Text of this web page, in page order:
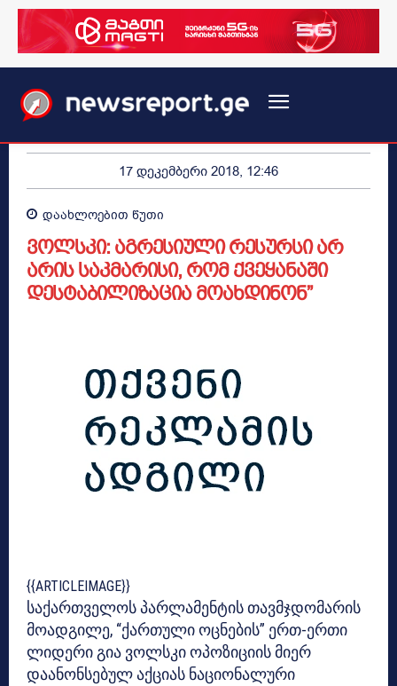
17 დეკემბერი 2018, 12:46
დაახლოებით წუთი
ვოლსკი: აგრესიული რესურსი არ
არის საკმარისი, რომ ქვეყანაში
დესტაბილიზაცია მოახდინონ”
{{ARTICLEIMAGE}}
საქართველოს პარლამენტის თავმჯდომარის
მოადგილე, “ქართული ოცნების” ერთ-ერთი
ლიდერი გია ვოლსკი ოპოზიციის მიერ
დაანონსებულ აქციას ნაციონალური